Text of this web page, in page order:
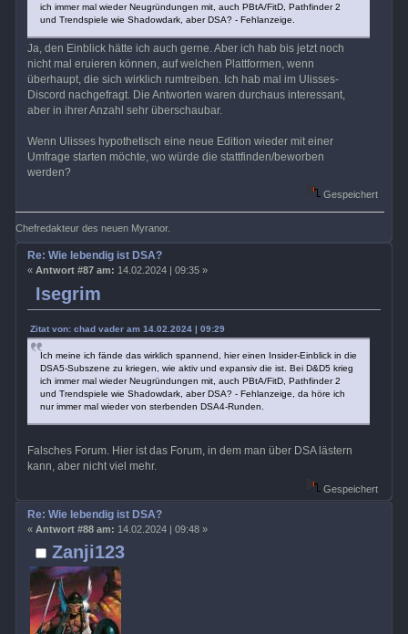
ich immer mal wieder Neugründungen mit, auch PBtA/FitD, Pathfinder 2
und Trendspiele wie Shadowdark, aber DSA? - Fehlanzeige.
Ja, den Einblick hätte ich auch gerne. Aber ich hab bis jetzt noch
nicht mal eruieren können, auf welchen Plattformen, wenn
überhaupt, die sich wirklich rumtreiben. Ich hab mal im Ulisses-
Discord nachgefragt. Die Antworten waren durchaus interessant,
aber in ihrer Anzahl sehr überschaubar.
Wenn Ulisses hypothetisch eine neue Edition wieder mit einer
Umfrage starten möchte, wo würde die stattfinden/beworben
werden?
Gespeichert
Chefredakteur des neuen Myranor.
Isegrim
Re: Wie lebendig ist DSA?
« Antwort #87 am: 14.02.2024 | 09:35 »
Zitat von: chad vader am 14.02.2024 | 09:29
Ich meine ich fände das wirklich spannend, hier einen Insider-Einblick in die
DSA5-Subszene zu kriegen, wie aktiv und expansiv die ist. Bei D&D5 krieg
ich immer mal wieder Neugründungen mit, auch PBtA/FitD, Pathfinder 2
und Trendspiele wie Shadowdark, aber DSA? - Fehlanzeige, da höre ich
nur immer mal wieder von sterbenden DSA4-Runden.
Falsches Forum. Hier ist das Forum, in dem man über DSA lästern
kann, aber nicht viel mehr.
Gespeichert
Zanji123
Re: Wie lebendig ist DSA?
« Antwort #88 am: 14.02.2024 | 09:48 »